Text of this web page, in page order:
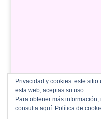
Privacidad y cookies: este
esta web, aceptas su uso.
Para obtener más
consulta aquí: Política de